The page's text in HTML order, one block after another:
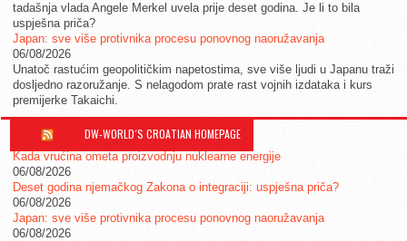
tadašnja vlada Angele Merkel uvela prije deset godina. Je li to bila
uspješna priča?
Japan: sve više protivnika procesu ponovnog naoružavanja
06/08/2026
Unatoč rastućim geopolitičkim napetostima, sve više ljudi u Japanu traži
dosljedno razoružanje. S nelagodom prate rast vojnih izdataka i kurs
premijerke Takaichi.
DW-WORLD´S CROATIAN HOMEPAGE
Kada vrućina ometa proizvodnju nuklearne energije
06/08/2026
Deset godina njemačkog Zakona o integraciji: uspješna priča?
06/08/2026
Japan: sve više protivnika procesu ponovnog naoružavanja
06/08/2026